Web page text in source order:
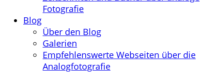
Fotografie
Blog
Über den Blog
Galerien
Empfehlenswerte Webseiten über die
Analogfotografie